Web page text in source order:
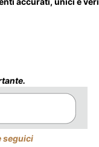
seguici